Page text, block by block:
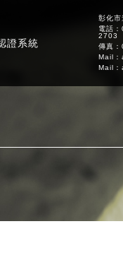
證系統
彰化
電話
2703
傳真
Mail
Mail